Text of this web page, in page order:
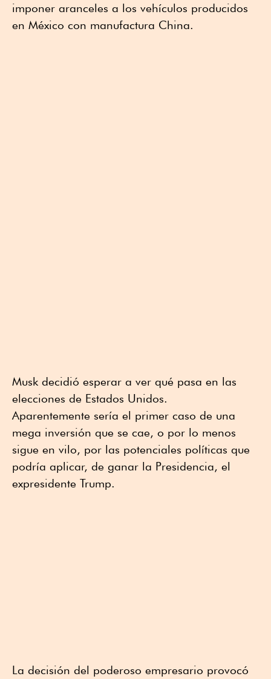
imponer aranceles a los vehículos producidos
en México con manufactura China.
Musk decidió esperar a ver qué pasa en las
elecciones de Estados Unidos.
Aparentemente sería el primer caso de una
mega inversión que se cae, o por lo menos
sigue en vilo, por las potenciales políticas que
podría aplicar, de ganar la Presidencia, el
expresidente Trump.
La decisión del poderoso empresario provocó